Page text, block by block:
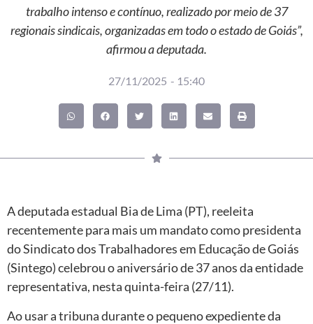
trabalho intenso e contínuo, realizado por meio de 37
regionais sindicais, organizadas em todo o estado de Goiás”,
afirmou a deputada.
27/11/2025 - 15:40
A deputada estadual Bia de Lima (PT), reeleita
recentemente para mais um mandato como presidenta
do Sindicato dos Trabalhadores em Educação de Goiás
(Sintego) celebrou o aniversário de 37 anos da entidade
representativa, nesta quinta-feira (27/11).
Ao usar a tribuna durante o pequeno expediente da